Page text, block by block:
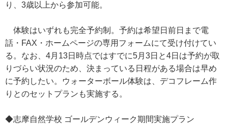
り、3歳以上から参加可能。
体験はいずれも完全予約制。予約は希望日前日まで電
話・FAX・ホームページの専用フォームにて受け付けてい
る。なお、4月13日時点ではすでに5月3日と4日は予約が取
りづらい状況のため、決まっている日程がある場合は早め
に予約したい。ウォーターボール体験は、デコフレーム作
りとのセットプランも実施する。
◆志摩自然学校 ゴールデンウィーク期間実施プラン